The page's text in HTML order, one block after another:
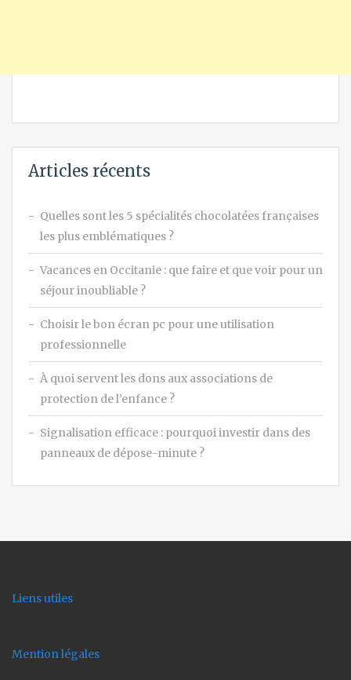
Articles récents
Quelles sont les 5 spécialités chocolatées françaises
les plus emblématiques ?
Vacances en Occitanie : que faire et que voir pour un
séjour inoubliable ?
Choisir le bon écran pc pour une utilisation
professionnelle
À quoi servent les dons aux associations de
protection de l’enfance ?
Signalisation efficace : pourquoi investir dans des
panneaux de dépose-minute ?
Liens utiles
Mention légales